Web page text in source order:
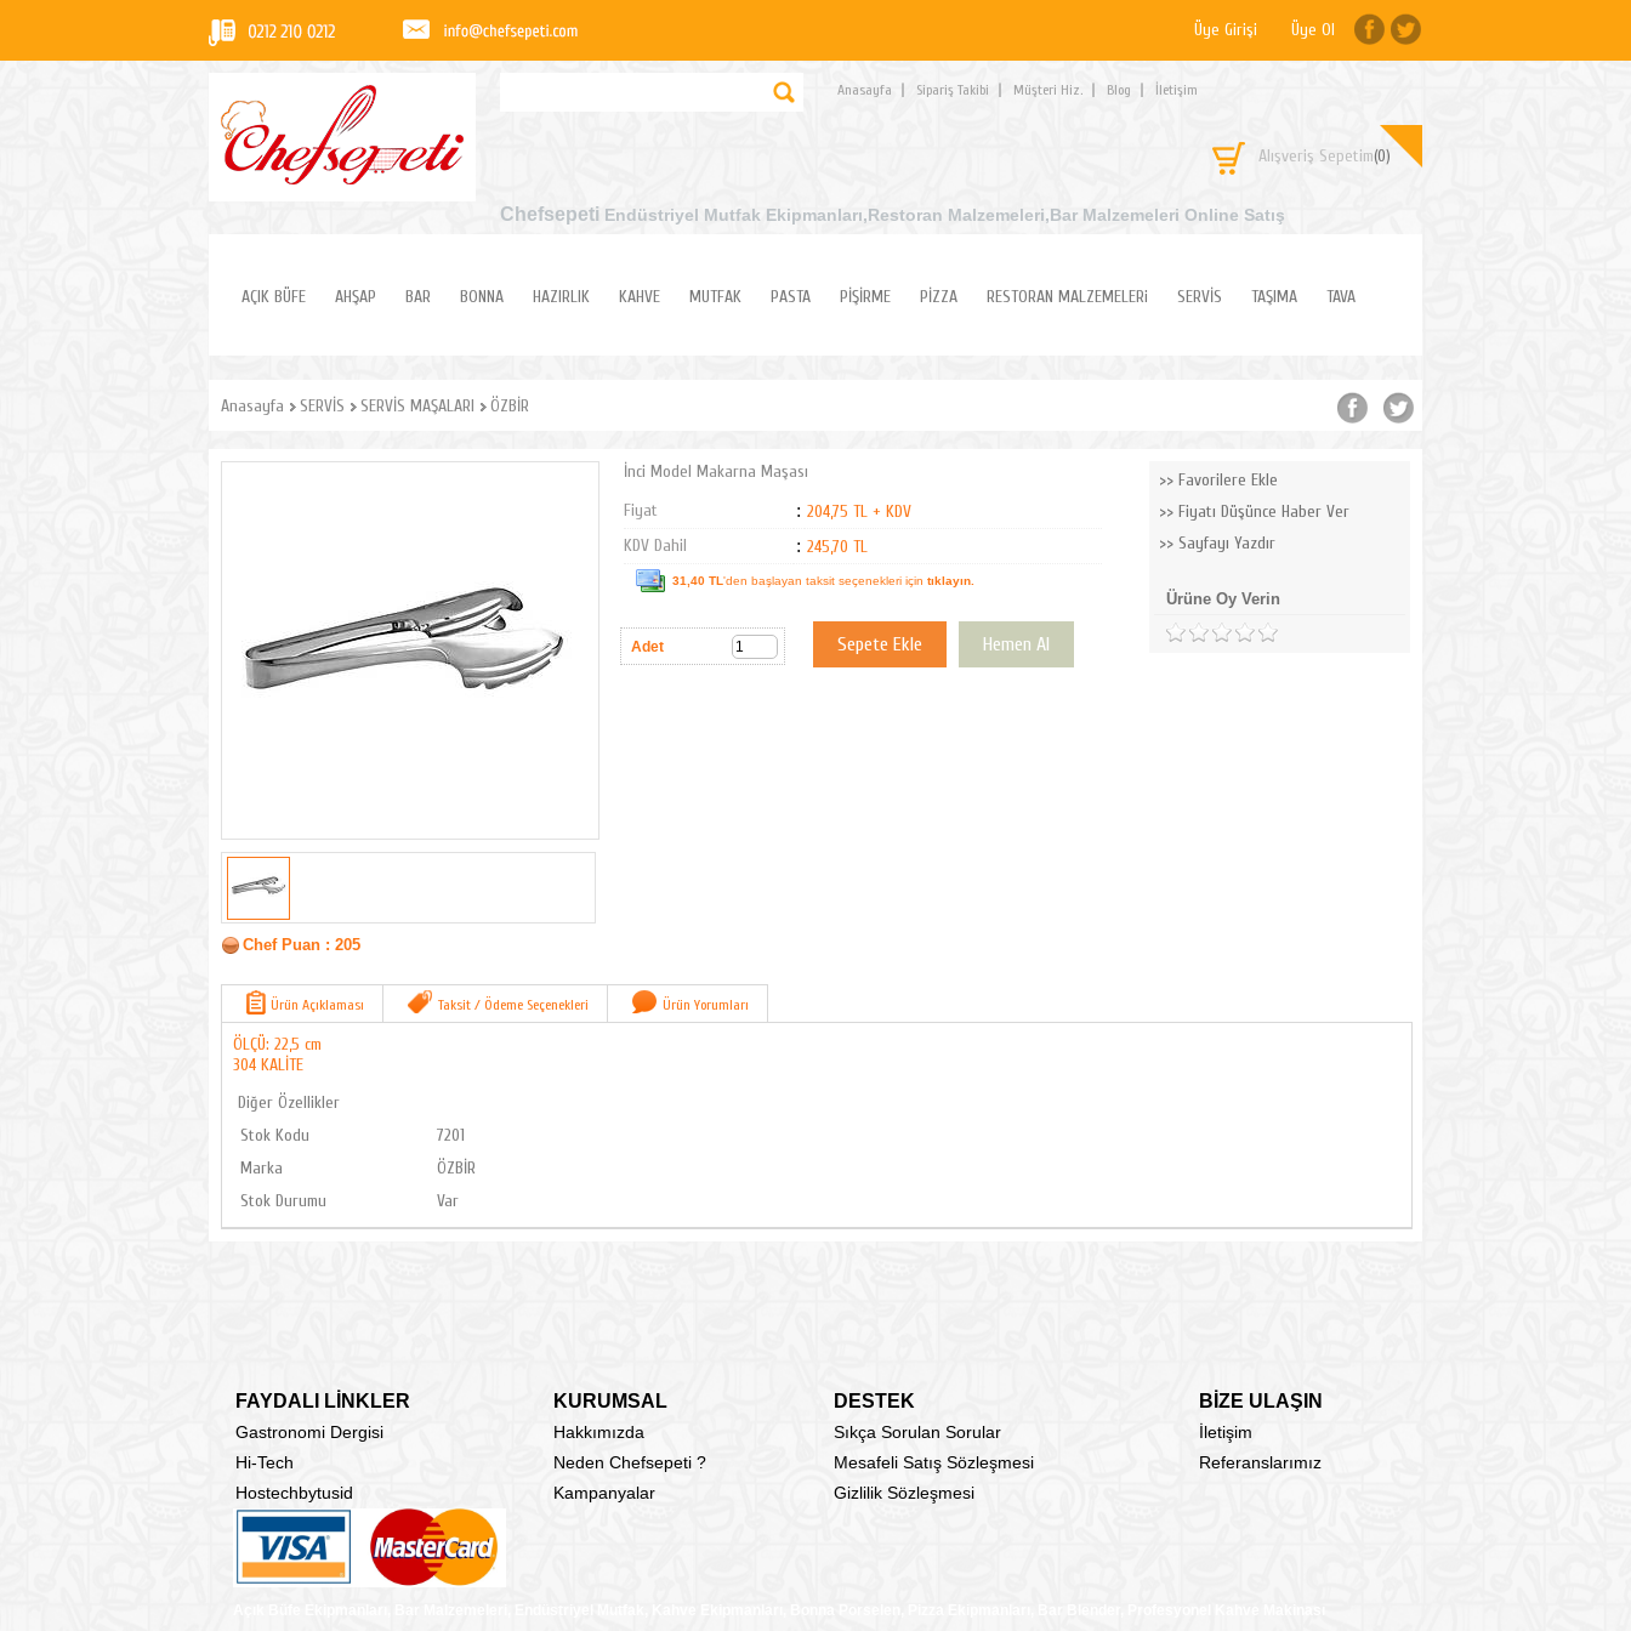
Üye Girişi Üye Ol
Anasayfa Sipariş Takibi Müşteri Hiz. Blog İletişim
Alışveriş Sepetim(0)
Chefsepeti Endüstriyel Mutfak Ekipmanları,Restoran Malzemeleri,Bar Malzemeleri Online Satış
AÇIK BÜFE AHŞAP BAR BONNA HAZIRLIK KAHVE MUTFAK PASTA PİŞİRME PİZZA RESTORAN MALZEMELERi SERVİS TAŞIMA TAVA
Anasayfa SERVİS SERVİS MAŞALARI ÖZBİR
Chef Puan : 205
İnci Model Makarna Maşası
Fiyat
: 204,75 TL + KDV
KDV Dahil
: 245,70 TL
31,40 TL'den başlayan taksit seçenekleri için tıklayın.
Adet
Favorilere Ekle
Fiyatı Düşünce Haber Ver
Sayfayı Yazdır
Ürüne Oy Verin
Ürün Açıklaması Taksit / Ödeme Seçenekleri Ürün Yorumları
ÖLÇÜ: 22,5 cm
304 KALİTE
Diğer Özellikler
Stok Kodu
7201
Marka
ÖZBİR
Stok Durumu
Var
FAYDALI LİNKLER KURUMSAL DESTEK BİZE ULAŞIN
Gastronomi Dergisi Hakkımızda Sıkça Sorulan Sorular
İletişim
Hi-Tech
Neden Chefsepeti ? Mesafeli Satış Sözleşmesi
Referanslarımız
Hostechbytusid
Kampanyalar Gizlilik Sözleşmesi